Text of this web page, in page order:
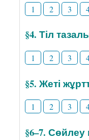
1 2 3
§4. Тіл
1 2 3
§5. Жеті
1 2 3
§6–7.